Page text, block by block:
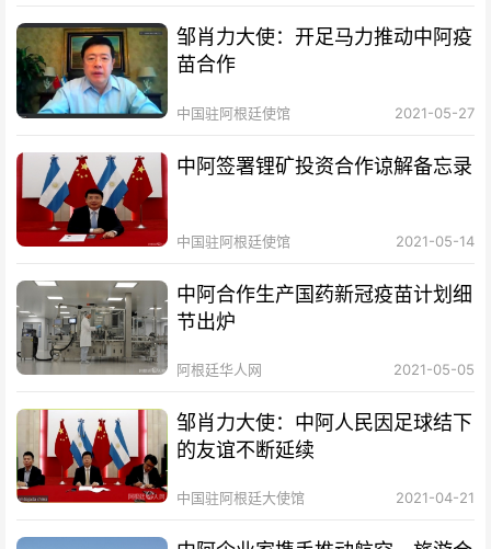
邹肖力大使：开足马力推动中阿疫
苗合作
中国驻阿根廷使馆 2021-05-27
中阿签署锂矿投资合作谅解备忘录
中国驻阿根廷使馆 2021-05-14
中阿合作生产国药新冠疫苗计划细
节出炉
阿根廷华人网 2021-05-05
邹肖力大使：中阿人民因足球结下
的友谊不断延续
中国驻阿根廷大使馆 2021-04-21